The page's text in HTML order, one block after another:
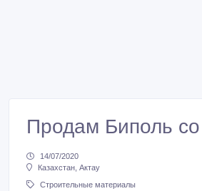
Продам Биполь
14/07/2020
Казахстан, Актау
Строительные материалы